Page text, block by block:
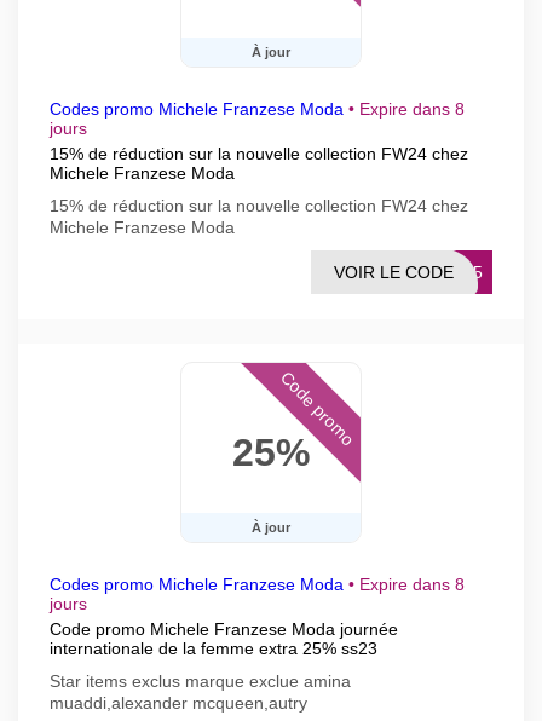
À jour
Codes promo Michele Franzese Moda • Expire dans 8
jours
15% de réduction sur la nouvelle collection FW24 chez
Michele Franzese Moda
15% de réduction sur la nouvelle collection FW24 chez
Michele Franzese Moda
RA15
VOIR LE CODE
25%
À jour
Code promo
Codes promo Michele Franzese Moda • Expire dans 8
jours
Code promo Michele Franzese Moda journée
internationale de la femme extra 25% ss23
Star items exclus marque exclue amina
muaddi,alexander mcqueen,autry